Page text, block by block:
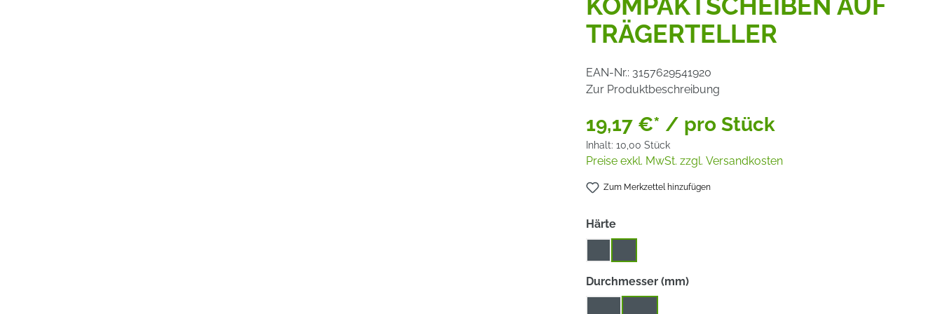
TRÄGERTELLER
EAN-Nr.: 3157629541920
Zur Produktbeschreibung
19,17 €* / pro Stück
Inhalt: 10,00 Stück
Preise exkl. MwSt. zzgl. Versandkosten
Zum Merkzettel hinzufügen
Härteauswählen
Durchmesser (mm)auswählen